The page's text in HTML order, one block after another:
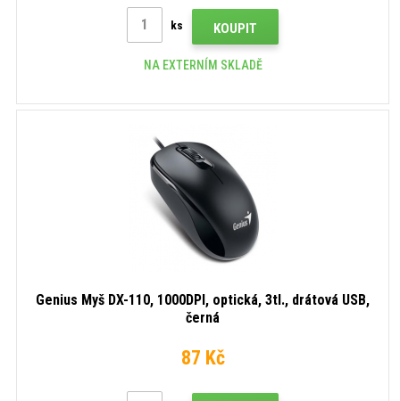
ks KOUPIT
NA EXTERNÍM SKLADĚ
Genius Myš DX-110, 1000DPI, optická, 3tl., drátová USB,
černá
87 Kč